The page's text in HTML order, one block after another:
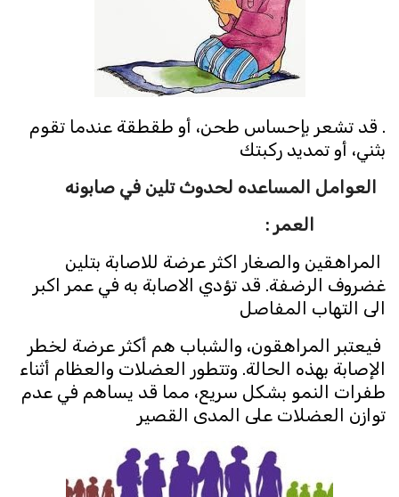
. قد تشعر بإحساس طحن، أو طقطقة عندما تقوم
بثني، أو تمديد ركبتك
العوامل المساعده لحدوث تلين في صابونه
العمر :
المراهقين والصغار اكثر عرضة للاصابة بتلين
غضروف الرضفة. قد تؤدي الاصابة به في عمر اكبر
الى التهاب المفاصل
فيعتبر المراهقون، والشباب هم أكثر عرضة لخطر
الإصابة بهذه الحالة. وتتطور العضلات والعظام أثناء
طفرات النمو بشكل سريع، مما قد يساهم في عدم
توازن العضلات على المدى القصير